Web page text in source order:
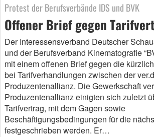
Protest der Berufsverbände IDS und BVK
Offener Brief gegen
Der Interessensverband Deutscher
und der Berufsverband Kinematografie
mit einem offenen Brief gegen die
bei Tarifverhandlungen zwischen der
Produzentenallianz. Die Gewerkschaft
Produzentenallianz einigten sich zuletzt
Tarifvertrag, mit dem Gagen sowie
Beschäftigungsbedingungen für die
festgeschrieben werden. Er…